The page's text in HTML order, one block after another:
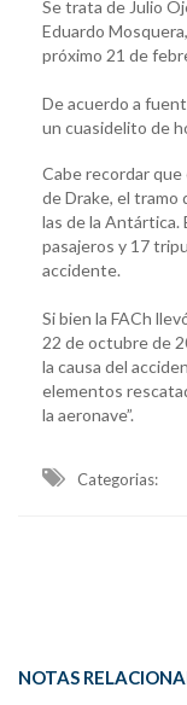
Se trata de Julio
Eduardo
próximo 21 de
De acuerdo a
un cuasidelito de
Cabe recordar que
de Drake, el tramo
las de la Antártica.
pasajeros y 17
accidente.
Si bien la FACh
22 de octubre de
la causa del
elementos
la aeronave”.
Categorias:
NOTAS